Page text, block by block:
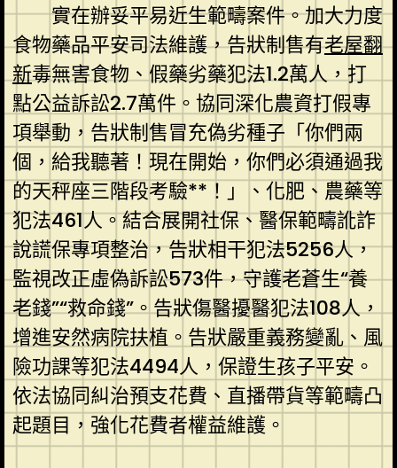
實在辦妥平易近生範疇案件。加大力度
食物藥品平安司法維護，告狀制售有老屋翻
新毒無害食物、假藥劣藥犯法1.2萬人，打
點公益訴訟2.7萬件。協同深化農資打假專
項舉動，告狀制售冒充偽劣種子「你們兩
個，給我聽著！現在開始，你們必須通過我
的天秤座三階段考驗**！」、化肥、農藥等
犯法461人。結合展開社保、醫保範疇訛詐
說謊保專項整治，告狀相干犯法5256人，
監視改正虛偽訴訟573件，守護老蒼生“養
老錢”“救命錢”。告狀傷醫擾醫犯法108人，
增進安然病院扶植。告狀嚴重義務變亂、風
險功課等犯法4494人，保證生孩子平安。
依法協同糾治預支花費、直播帶貨等範疇凸
起題目，強化花費者權益維護。